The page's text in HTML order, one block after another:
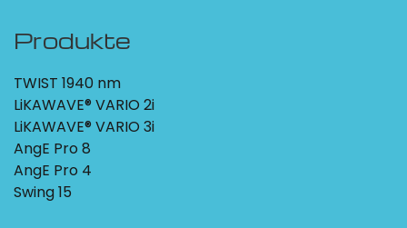
Produkte
TWIST 1940 nm
LiKAWAVE® VARIO 2i
LiKAWAVE® VARIO 3i
AngE Pro 8
AngE Pro 4
Swing 15